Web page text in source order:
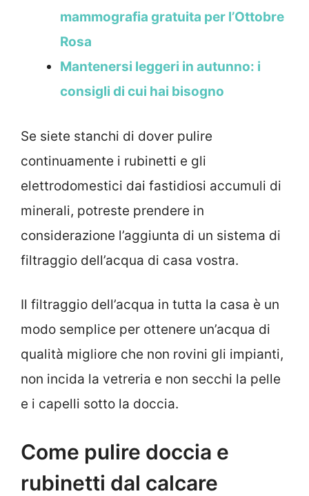
mammografia gratuita per l’Ottobre
Rosa
Mantenersi leggeri in autunno: i
consigli di cui hai bisogno
Se siete stanchi di dover pulire
continuamente i rubinetti e gli
elettrodomestici dai fastidiosi accumuli di
minerali, potreste prendere in
considerazione l’aggiunta di un sistema di
filtraggio dell’acqua di casa vostra.
Il filtraggio dell’acqua in tutta la casa è un
modo semplice per ottenere un’acqua di
qualità migliore che non rovini gli impianti,
non incida la vetreria e non secchi la pelle
e i capelli sotto la doccia.
Come pulire doccia e
rubinetti dal calcare